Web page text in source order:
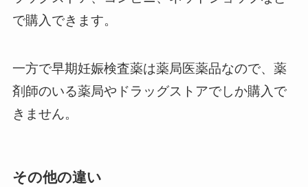
で購入できます。
一方で早期妊娠検査薬は薬局医薬品なので、薬
剤師のいる薬局やドラッグストアでしか購入で
きません。
その他の違い